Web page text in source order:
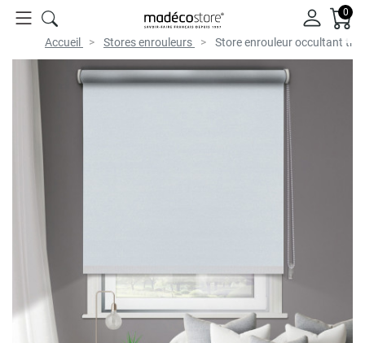
0
Accueil Stores enrouleurs Store enrouleur occultant